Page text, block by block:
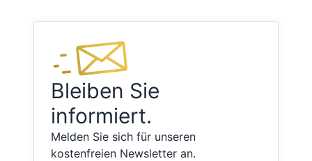
Bleiben Sie
informiert.
Melden Sie sich für unseren
kostenfreien Newsletter an.